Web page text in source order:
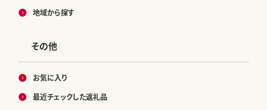
地域から探す
その他
お気に入り
最近チェックした返礼品